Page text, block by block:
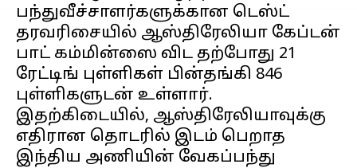
பந்துவீச்சாளர்களுக்கான டெஸ்ட்
தரவரிசையில் ஆஸ்திரேலியா கேப்டன்
பாட் கம்மின்ஸை விட தற்போது 21
ரேட்டிங் புள்ளிகள் பின்தங்கி 846
புள்ளிகளுடன் உள்ளார்.
இதற்கிடையில், ஆஸ்திரேலியாவுக்கு
எதிரான தொடரில் இடம் பெறாத
இந்திய அணியின் வேகப்பந்து